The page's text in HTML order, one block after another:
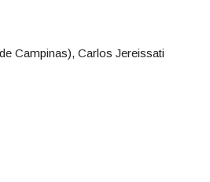
Campinas), Carlos Jereissati